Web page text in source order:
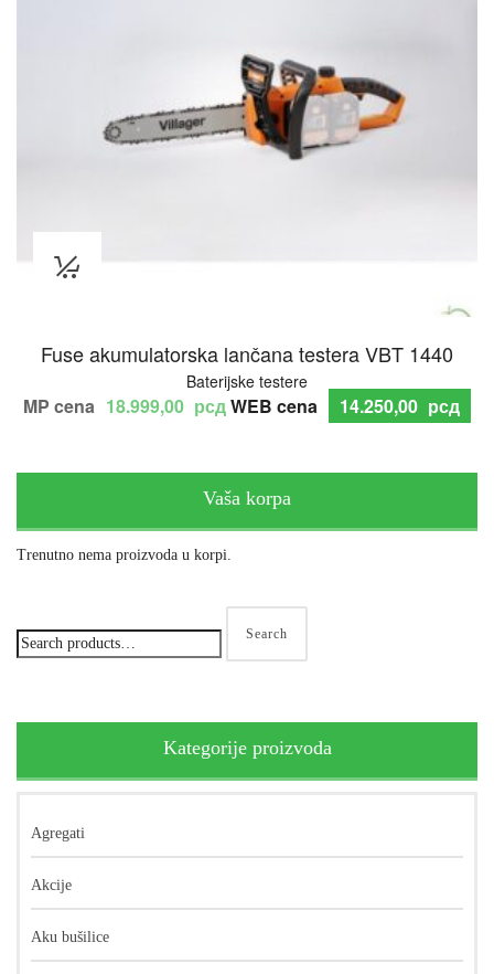
Fuse akumulatorska lančana testera VBT 1440
Baterijske testere
18.999,00 рсдOriginal
18.999,00 рсд.
14.250,00 рсд
Vaša korpa
Trenutno nema proizvoda u korpi.
Search
Kategorije proizvoda
Agregati
Akcije
Aku bušilice